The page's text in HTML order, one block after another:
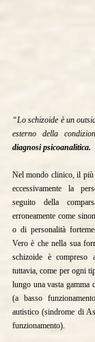
“Lo schizoide è un
esterno della
diagnosi psicoanalitica.
Nel mondo clinico, il più
eccessivamente la
seguito della
erroneamente come
o di personalità
Vero è che nella sua
schizoide è compreso
tuttavia, come per ogni
lungo una vasta gamma
(a basso
autistico (sindrome di
funzionamento).